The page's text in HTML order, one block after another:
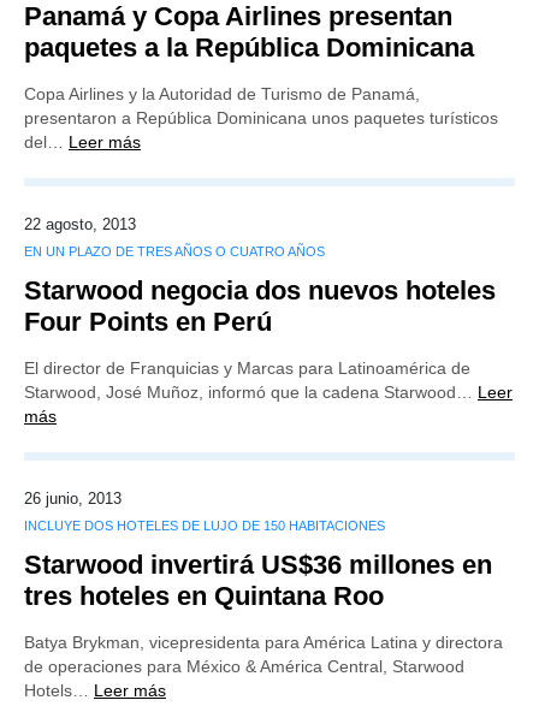
Panamá y Copa Airlines presentan
paquetes a la República Dominicana
Copa Airlines y la Autoridad de Turismo de Panamá,
presentaron a República Dominicana unos paquetes turísticos
del… Leer más
22 agosto, 2013
EN UN PLAZO DE TRES AÑOS O CUATRO AÑOS
Starwood negocia dos nuevos hoteles
Four Points en Perú
El director de Franquicias y Marcas para Latinoamérica de
Starwood, José Muñoz, informó que la cadena Starwood… Leer
más
26 junio, 2013
INCLUYE DOS HOTELES DE LUJO DE 150 HABITACIONES
Starwood invertirá US$36 millones en
tres hoteles en Quintana Roo
Batya Brykman, vicepresidenta para América Latina y directora
de operaciones para México & América Central, Starwood
Hotels… Leer más